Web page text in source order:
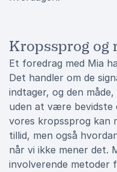
Kropssprog og
Et foredrag med Mia
Det handler om de
indtager, og den
uden at være bevidste
vores kropssprog kan
tillid, men også
når vi ikke mener det.
involverende metoder